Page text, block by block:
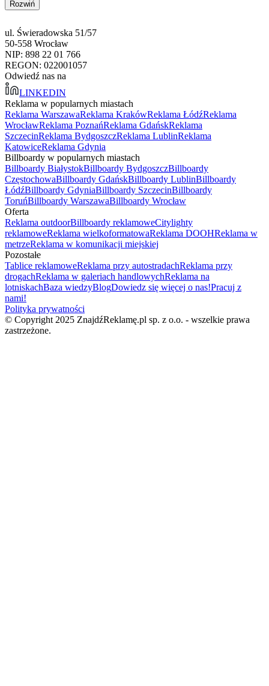
Rozwiń
ul. Świeradowska 51/57
50-558 Wrocław
NIP: 898 22 01 766
REGON: 022001057
Odwiedź nas na
LINKEDIN
Reklama w popularnych miastach
Reklama WarszawaReklama KrakówReklama ŁódźReklama
WrocławReklama PoznańReklama GdańskReklama
SzczecinReklama BydgoszczReklama LublinReklama
KatowiceReklama Gdynia
Billboardy w popularnych miastach
Billboardy BiałystokBillboardy BydgoszczBillboardy
CzęstochowaBillboardy GdańskBillboardy LublinBillboardy
ŁódźBillboardy GdyniaBillboardy SzczecinBillboardy
ToruńBillboardy WarszawaBillboardy Wrocław
Oferta
Reklama outdoorBillboardy reklamoweCitylighty
reklamoweReklama wielkoformatowaReklama DOOHReklama w
metrzeReklama w komunikacji miejskiej
Pozostałe
Tablice reklamoweReklama przy autostradachReklama przy
drogachReklama w galeriach handlowychReklama na
lotniskachBaza wiedzyBlogDowiedz się więcej o nas!Pracuj z
nami!
Polityka prywatności
© Copyright 2025 ZnajdźReklamę.pl sp. z o.o. - wszelkie prawa
zastrzeżone.